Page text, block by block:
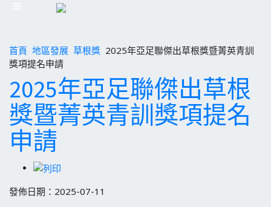
首頁 地區發展 草根獎 2025年亞足聯傑出草根獎暨菁英青訓
獎項提名申請
2025年亞足聯傑出草根
獎暨菁英青訓獎項提名
申請
發佈日期：2025-07-11